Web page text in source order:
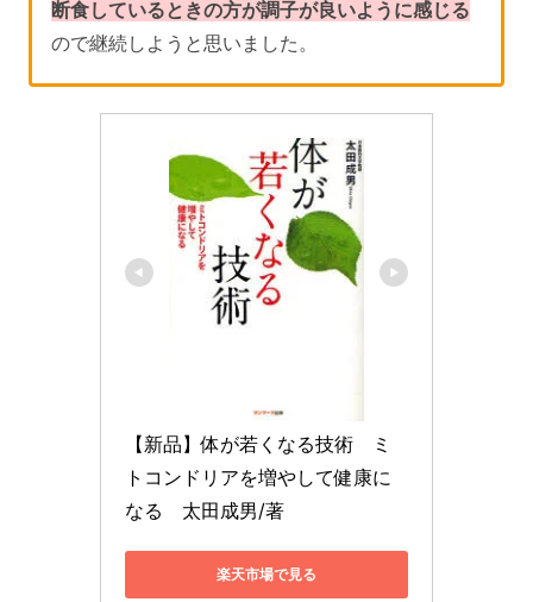
断食しているときの方が調子が良いように感じる
ので継続しようと思いました。
【新品】体が若くなる技術　ミ
トコンドリアを増やして健康に
なる　太田成男/著
楽天市場で見る